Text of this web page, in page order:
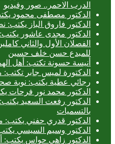
الدرب الاحمر.. صور وفيديو
الدكتور مصطفى محمود
الدكتور فاروق الباز يكتب:
الدكتور مجدى عاشور يكتب:
الفصلان الأول والثاني
للمبدع حسن خلف حسين
أنيسة حسونة تكتب: أهل
الدكتورة لميس جابر تكتب:
رجائي عطية يكتب: نوبة
الدكتور محمد نور فرحات
الدكتور رفعت السعيد يكتب:
بالتسميات
الدكتور قدري حفني يكتب:
الدكتور وسيم السيسي
الدكتور زاهي حواس يكتب: